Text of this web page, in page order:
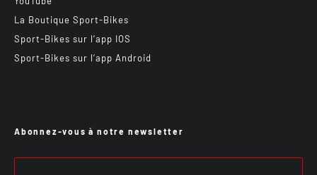
La Boutique Sport-Bikes
Sport-Bikes sur l’app IOS
Sport-Bikes sur l’app Android
Abonnez-vous à notre newsletter